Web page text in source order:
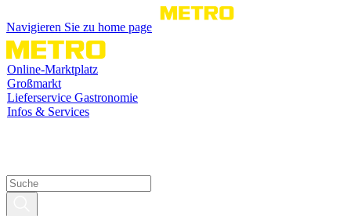
Navigieren Sie zu home page
Online-Marktplatz
Großmarkt
Lieferservice Gastronomie
Infos & Services